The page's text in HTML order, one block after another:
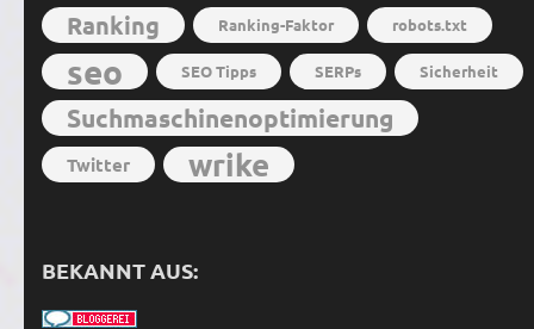
Ranking Ranking-Faktor robots.txt
seo SEO Tipps SERPs Sicherheit
Suchmaschinenoptimierung
Twitter wrike
BEKANNT AUS: